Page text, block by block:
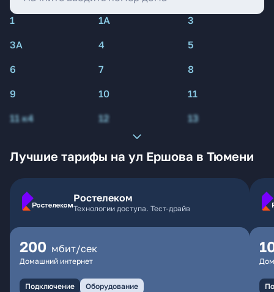
1 1А
3
3А
4
5
6
7
8
9
10
11
11 к4
12 13
Лучшие тарифы на ул Ершова в Тюмени
Ростелеком
Технологии доступа. Тест-драйв
200 мбит/сек
Домашний интернет
Подключение Оборудование